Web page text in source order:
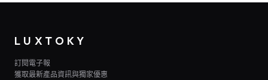
LUXTOKY
訂閱電子報
獲取最新產品資訊與獨家優惠